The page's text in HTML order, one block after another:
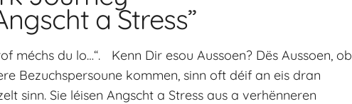
a Stress”
méchs du lo…“. Kenn Dir esou Aussoen? Dës Aussoen, ob
Bezuchspersoune kommen, sinn oft déif an eis dran
sinn. Sie léisen Angscht a Stress aus a verhënneren